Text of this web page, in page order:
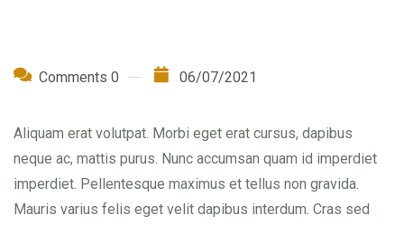
Comments 0 06/07/2021
Aliquam erat volutpat. Morbi eget erat cursus, dapibus
neque ac, mattis purus. Nunc accumsan quam id imperdiet
imperdiet. Pellentesque maximus et tellus non gravida.
Mauris varius felis eget velit dapibus interdum. Cras sed